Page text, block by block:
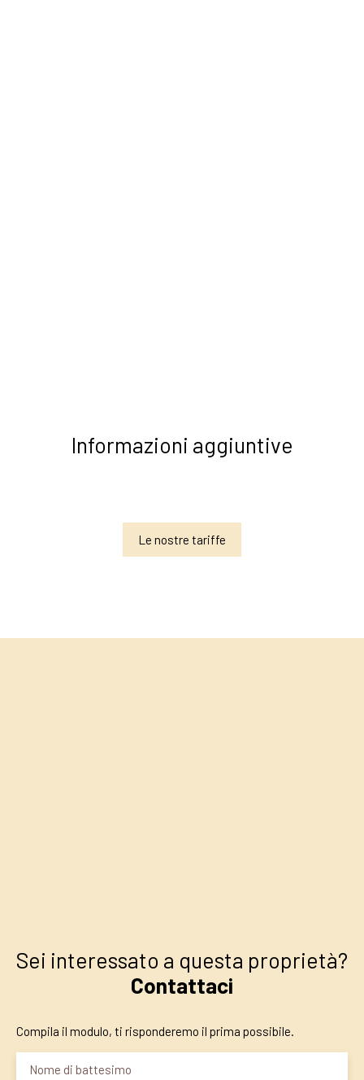
Informazioni aggiuntive
Le nostre tariffe
Sei interessato a questa proprietà?
Contattaci
Compila il modulo, ti risponderemo il prima possibile.
Nome di battesimo